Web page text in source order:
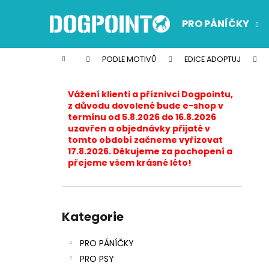
PRO PÁNÍČKY
Domů PODLE MOTIVŮ EDICE ADOPTUJ
Vážení klienti a příznivci Dogpointu,
z důvodu dovolené bude e-shop v
termínu od 5.8.2026 do 16.8.2026
uzavřen a objednávky přijaté v
tomto období začneme vyřizovat
17.8.2026. Děkujeme za pochopení a
přejeme všem krásné léto!
kategorie
Kategorie
PRO PÁNÍČKY
PRO PSY
í
Zpět
do
Zpět
do